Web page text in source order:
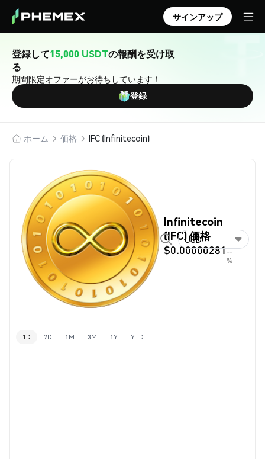
サインアップ
登録して15,000 USDTの報酬を受け取
る
期間限定オファーがお待ちしています！
登録
ホーム 価格 IFC (Infinitecoin)
Infinitecoin
(IFC) 価格
$0.00000281--
%
USD
1D 7D 1M 3M 1Y YTD